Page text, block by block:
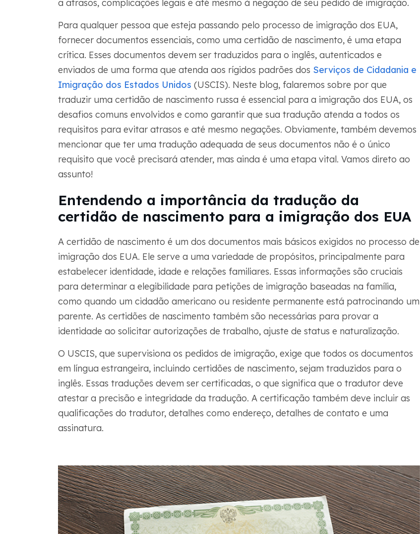
a atrasos, complicações legais e até mesmo à negação de seu pedido de imigração.
Para qualquer pessoa que esteja passando pelo processo de imigração dos EUA,
fornecer documentos essenciais, como uma certidão de nascimento, é uma etapa
crítica. Esses documentos devem ser traduzidos para o inglês, autenticados e
enviados de uma forma que atenda aos rígidos padrões dos Serviços de Cidadania e
Imigração dos Estados Unidos (USCIS). Neste blog, falaremos sobre por que
traduzir uma certidão de nascimento russa é essencial para a imigração dos EUA, os
desafios comuns envolvidos e como garantir que sua tradução atenda a todos os
requisitos para evitar atrasos e até mesmo negações. Obviamente, também devemos
mencionar que ter uma tradução adequada de seus documentos não é o único
requisito que você precisará atender, mas ainda é uma etapa vital. Vamos direto ao
assunto!
Entendendo a importância da tradução da
certidão de nascimento para a imigração dos EUA
A certidão de nascimento é um dos documentos mais básicos exigidos no processo de
imigração dos EUA. Ele serve a uma variedade de propósitos, principalmente para
estabelecer identidade, idade e relações familiares. Essas informações são cruciais
para determinar a elegibilidade para petições de imigração baseadas na família,
como quando um cidadão americano ou residente permanente está patrocinando um
parente. As certidões de nascimento também são necessárias para provar a
identidade ao solicitar autorizações de trabalho, ajuste de status e naturalização.
O USCIS, que supervisiona os pedidos de imigração, exige que todos os documentos
em língua estrangeira, incluindo certidões de nascimento, sejam traduzidos para o
inglês. Essas traduções devem ser certificadas, o que significa que o tradutor deve
atestar a precisão e integridade da tradução. A certificação também deve incluir as
qualificações do tradutor, detalhes como endereço, detalhes de contato e uma
assinatura.